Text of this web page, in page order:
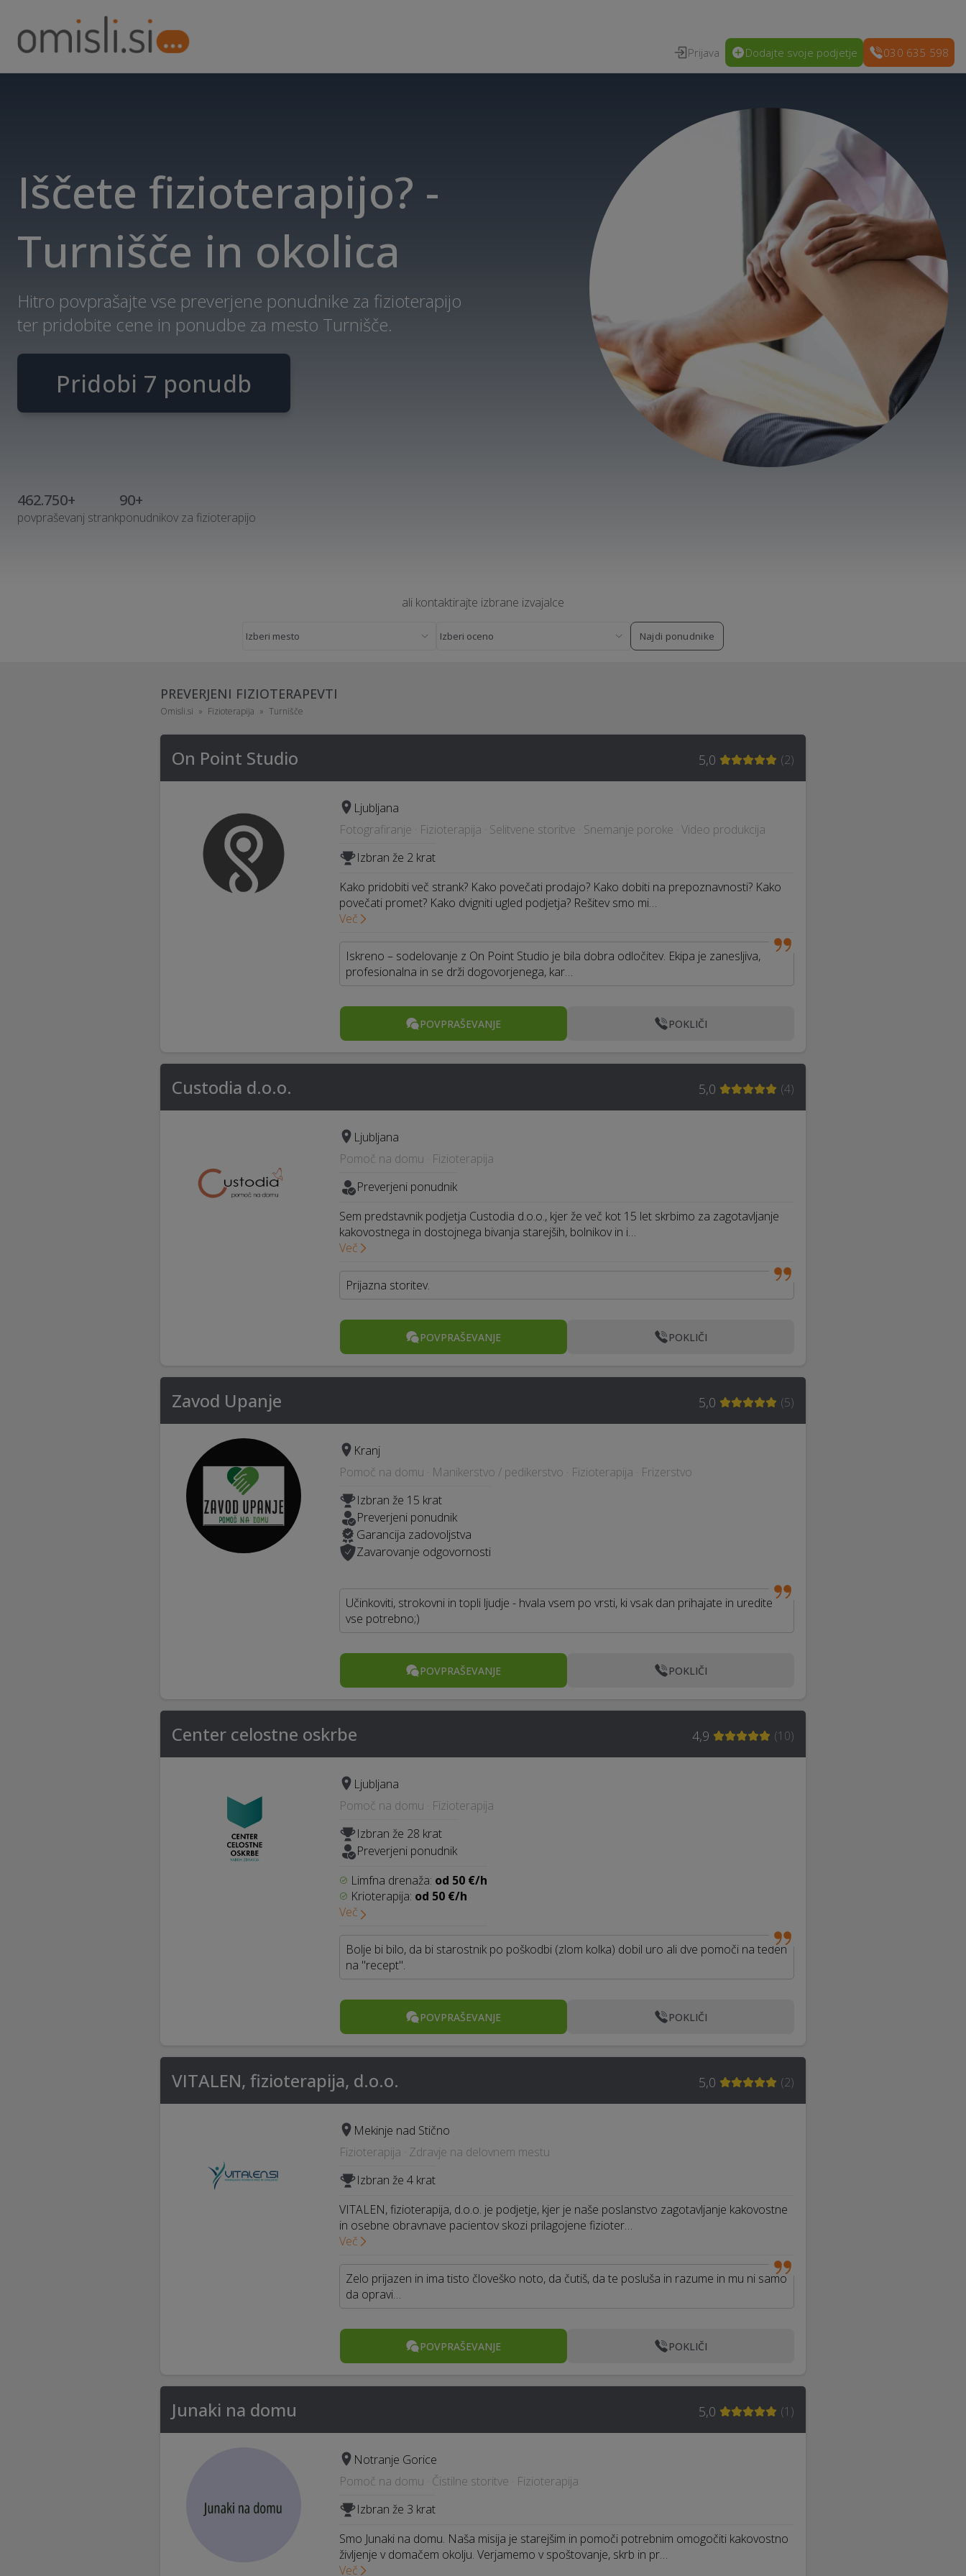
Prijava Dodajte svoje podjetje 030 635 598
Iščete fizioterapijo? -
Turnišče in okolica
Hitro povprašajte vse preverjene ponudnike za fizioterapijo
ter pridobite cene in ponudbe za mesto Turnišče.
Pridobi 7 ponudb
462.750+
povpraševanj strank
90+
ponudnikov za fizioterapijo
ali kontaktirajte izbrane izvajalce
Najdi ponudnike
PREVERJENI FIZIOTERAPEVTI
Omisli.si Fizioterapija Turnišče
On Point Studio 5,0 (2)
Ljubljana
Fotografiranje · Fizioterapija · Selitvene storitve · Snemanje poroke · Video produkcija
Izbran že 2 krat
Kako pridobiti več strank? Kako povečati prodajo? Kako dobiti na prepoznavnosti? Kako
povečati promet? Kako dvigniti ugled podjetja? Rešitev smo mi…
Več
Iskreno – sodelovanje z On Point Studio je bila dobra odločitev. Ekipa je zanesljiva,
profesionalna in se drži dogovorjenega, kar…
POVPRAŠEVANJE POKLIČI
Custodia d.o.o. 5,0 (4)
Ljubljana
Pomoč na domu · Fizioterapija
Preverjeni ponudnik
Sem predstavnik podjetja Custodia d.o.o., kjer že več kot 15 let skrbimo za zagotavljanje
kakovostnega in dostojnega bivanja starejših, bolnikov in i…
Več
Prijazna storitev.
POVPRAŠEVANJE POKLIČI
Zavod Upanje 5,0 (5)
Kranj
Pomoč na domu · Manikerstvo / pedikerstvo · Fizioterapija · Frizerstvo
Izbran že 15 krat
Preverjeni ponudnik
Garancija zadovoljstva
Zavarovanje odgovornosti
Učinkoviti, strokovni in topli ljudje - hvala vsem po vrsti, ki vsak dan prihajate in uredite
vse potrebno;)
POVPRAŠEVANJE POKLIČI
Center celostne oskrbe 4,9 (10)
Ljubljana
Pomoč na domu · Fizioterapija
Izbran že 28 krat
Preverjeni ponudnik
Limfna drenaža: od 50 €/h
Krioterapija: od 50 €/h
Več
Bolje bi bilo, da bi starostnik po poškodbi (zlom kolka) dobil uro ali dve pomoči na teden
na "recept".
POVPRAŠEVANJE POKLIČI
VITALEN, fizioterapija, d.o.o. 5,0 (2)
Mekinje nad Stično
Fizioterapija · Zdravje na delovnem mestu
Izbran že 4 krat
VITALEN, fizioterapija, d.o.o. je podjetje, kjer je naše poslanstvo zagotavljanje kakovostne
in osebne obravnave pacientov skozi prilagojene fizioter…
Več
Zelo prijazen in ima tisto človeško noto, da čutiš, da te posluša in razume in mu ni samo
da opravi…
POVPRAŠEVANJE POKLIČI
Junaki na domu 5,0 (1 )
Notranje Gorice
Pomoč na domu · Čistilne storitve · Fizioterapija
Izbran že 3 krat
Smo Junaki na domu. Naša misija je starejšim in pomoči potrebnim omogočiti kakovostno
življenje v domačem okolju. Verjamemo v spoštovanje, skrb in pr…
Več